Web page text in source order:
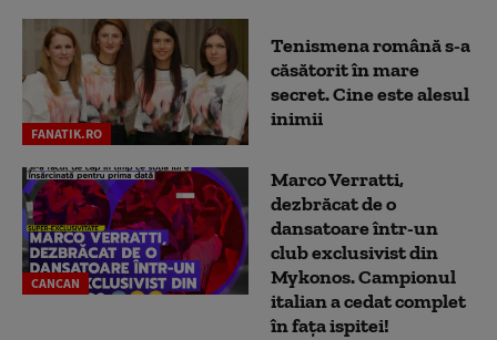
FANATIK.RO
Tenismena română s-a
căsătorit în mare
secret. Cine este alesul
inimii
CANCAN
Marco Verratti,
dezbrăcat de o
dansatoare într-un
club exclusivist din
Mykonos. Campionul
italian a cedat complet
în fața ispitei!